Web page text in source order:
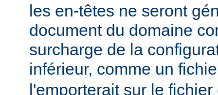
les en-têtes ne seront
document du domaine
surcharge de la
inférieur, comme un
l'emporterait sur le